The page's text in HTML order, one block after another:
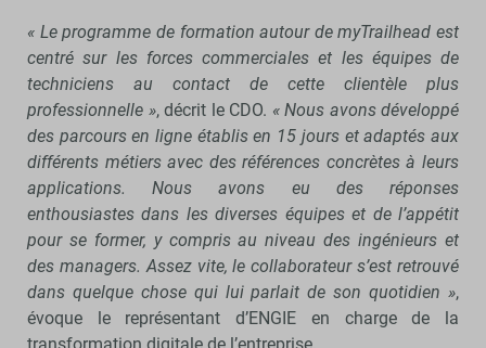
« Le programme de formation autour de myTrailhead est
centré sur les forces commerciales et les équipes de
techniciens au contact de cette clientèle plus
professionnelle », décrit le CDO. « Nous avons développé
des parcours en ligne établis en 15 jours et adaptés aux
différents métiers avec des références concrètes à leurs
applications. Nous avons eu des réponses
enthousiastes dans les diverses équipes et de l’appétit
pour se former, y compris au niveau des ingénieurs et
des managers. Assez vite, le collaborateur s’est retrouvé
dans quelque chose qui lui parlait de son quotidien »,
évoque le représentant d’ENGIE en charge de la